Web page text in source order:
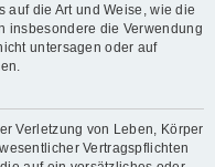
auf die Art und Weise, wie die
insbesondere die Verwendung
untersagen oder auf
Verletzung von Leben, Körper
Vertragspflichten